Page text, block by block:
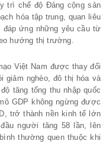
trì chế độ Đảng cộng sản
hóa tập trung, quan liêu
đáp ứng những yêu cầu từ
hướng thị trường.
Việt Nam được thay đổi
giảm nghèo, đô thị hóa và
tăng tổng thu nhập quốc
GDP không ngừng được
trở thành nền kinh tế lớn
người tăng 58 lần, lên
thường quen thuộc khi